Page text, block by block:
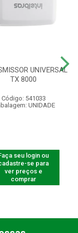
UNIVERSAL
TX 8000
Código: 541033
UNIDADE
seu login ou
se para
ver preços e
comprar